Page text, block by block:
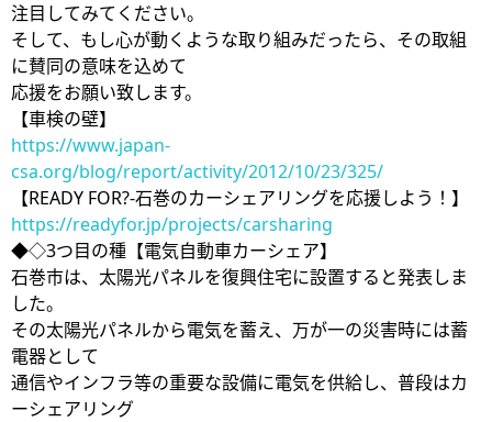
注目してみてください。
そして、もし心が動くような取り組みだったら、その取組
に賛同の意味を込めて
応援をお願い致します。
【車検の壁】
https://www.japan-
csa.org/blog/report/activity/2012/10/23/325/
【READY FOR?-石巻のカーシェアリングを応援しよう！】
https://readyfor.jp/projects/carsharing
◆◇3つ目の種【電気自動車カーシェア】
石巻市は、太陽光パネルを復興住宅に設置すると発表しま
した。
その太陽光パネルから電気を蓄え、万が一の災害時には蓄
電器として
通信やインフラ等の重要な設備に電気を供給し、普段はカ
ーシェアリング